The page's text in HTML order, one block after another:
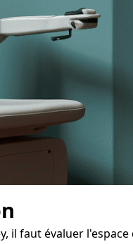
il faut évaluer